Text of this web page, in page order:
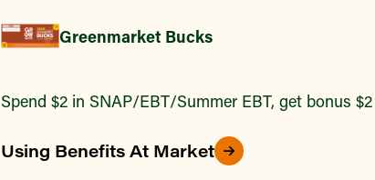
Greenmarket Bucks
Spend $2 in SNAP/EBT/Summer EBT, get bonus
Using Benefits At Market